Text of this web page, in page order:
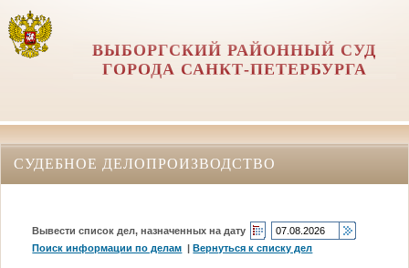
ВЫБОРГСКИЙ РАЙОННЫЙ СУД
ГОРОДА САНКТ-ПЕТЕРБУРГА
СУДЕБНОЕ ДЕЛОПРОИЗВОДСТВО
Вывести список дел, назначенных на дату
Поиск информации по делам |Вернуться к списку дел